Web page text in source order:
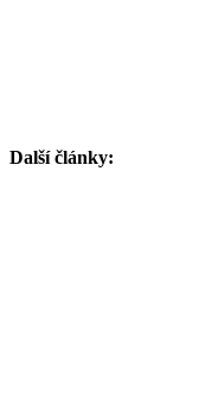
Další články: